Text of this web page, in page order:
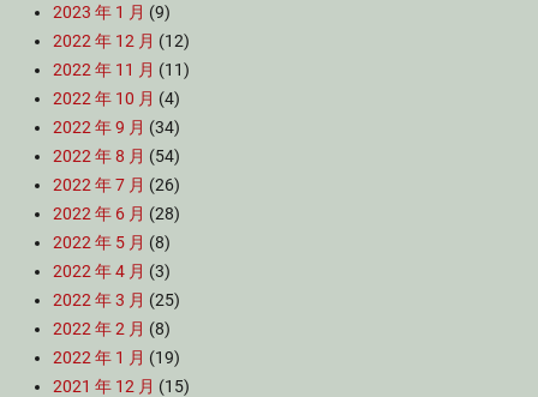
2023 年 1 月 (9)
2022 年 12 月 (12)
2022 年 11 月 (11)
2022 年 10 月 (4)
2022 年 9 月 (34)
2022 年 8 月 (54)
2022 年 7 月 (26)
2022 年 6 月 (28)
2022 年 5 月 (8)
2022 年 4 月 (3)
2022 年 3 月 (25)
2022 年 2 月 (8)
2022 年 1 月 (19)
2021 年 12 月 (15)